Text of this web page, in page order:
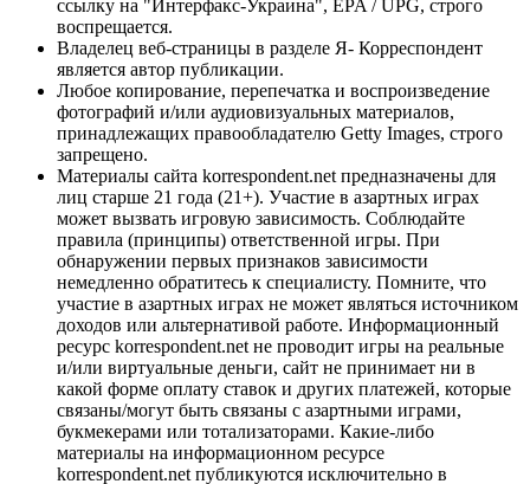
ссылку на "Интерфакс-Украина", EPA / UPG, строго
воспрещается.
Владелец веб-страницы в разделе Я- Корреспондент
является автор публикации.
Любое копирование, перепечатка и воспроизведение
фотографий и/или аудиовизуальных материалов,
принадлежащих правообладателю Getty Images, строго
запрещено.
Материалы сайта korrespondent.net предназначены для
лиц старше 21 года (21+). Участие в азартных играх
может вызвать игровую зависимость. Соблюдайте
правила (принципы) ответственной игры. При
обнаружении первых признаков зависимости
немедленно обратитесь к специалисту. Помните, что
участие в азартных играх не может являться источником
доходов или альтернативой работе. Информационный
ресурс korrespondent.net не проводит игры на реальные
и/или виртуальные деньги, сайт не принимает ни в
какой форме оплату ставок и других платежей, которые
связаны/могут быть связаны с азартными играми,
букмекерами или тотализаторами. Какие-либо
материалы на информационном ресурсе
korrespondent.net публикуются исключительно в